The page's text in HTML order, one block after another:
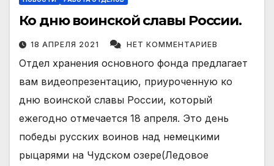
Ко дню воинской славы России.
18 АПРЕЛЯ 2021 НЕТ КОММЕНТАРИЕВ
Отдел хранения основного фонда предлагает
вам видеопрезентацию, приуроченную ко
дню воинской славы России, который
ежегодно отмечается 18 апреля. Это день
победы русских воинов над немецкими
рыцарями на Чудском озере(Ледовое